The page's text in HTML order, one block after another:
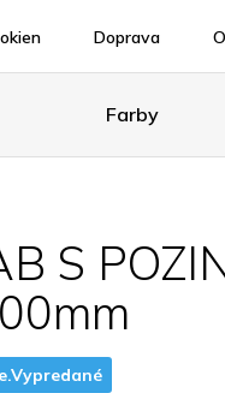
Doprava
Farby
S